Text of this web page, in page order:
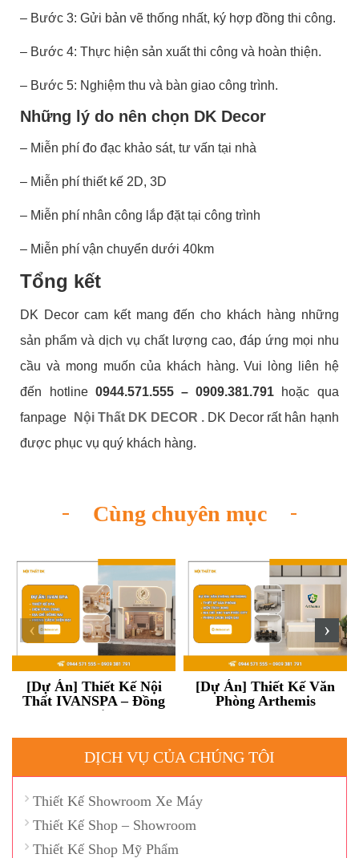
– Bước 3: Gửi bản vẽ thống nhất, ký hợp đồng thi công.
– Bước 4: Thực hiện sản xuất thi công và hoàn thiện.
– Bước 5: Nghiệm thu và bàn giao công trình.
Những lý do nên chọn DK Decor
– Miễn phí đo đạc khảo sát, tư vấn tại nhà
– Miễn phí thiết kế 2D, 3D
– Miễn phí nhân công lắp đặt tại công trình
– Miễn phí vận chuyển dưới 40km
Tổng kết
DK Decor cam kết mang đến cho khách hàng những
sản phẩm và dịch vụ chất lượng cao, đáp ứng mọi nhu
cầu và mong muốn của khách hàng. Vui lòng liên hệ
đến hotline0944.571.555 – 0909.381.791 hoặc qua
fanpage Nội Thất DK DECOR . DK Decor rất hân hạnh
được phục vụ quý khách hàng.
Cùng chuyên mục
[Dự Án] Thiết Kế Nội
Thất IVANSPA – Đồng
Nai
[Dự Án] Thiết Kế Văn
Phòng Arthemis
›
‹
DỊCH VỤ CỦA CHÚNG TÔI
Thiết Kế Showroom Xe Máy
Thiết Kế Shop – Showroom
Thiết Kế Shop Mỹ Phẩm